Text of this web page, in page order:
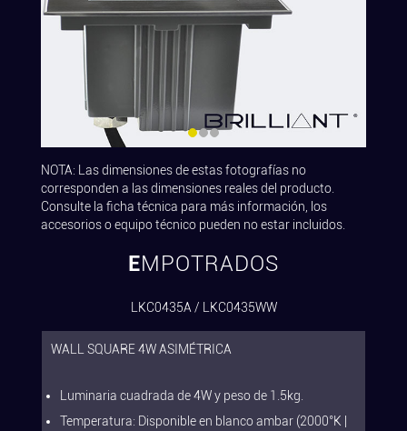
NOTA: Las dimensiones de estas fotografías no
corresponden a las dimensiones reales del producto.
Consulte la ficha técnica para más información, los
accesorios o equipo técnico pueden no estar incluidos.
EMPOTRADOS
LKC0435A / LKC0435WW
WALL SQUARE 4W ASIMÉTRICA
Luminaria cuadrada de 4W y peso de 1.5kg.
Temperatura: Disponible en blanco ambar (2000°K |